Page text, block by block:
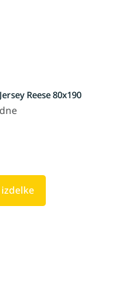
Reese 80x190